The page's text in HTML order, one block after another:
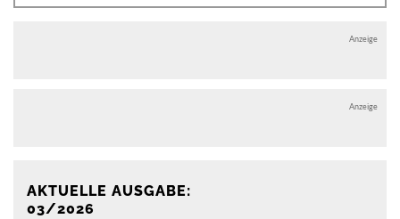
Anzeige
Anzeige
AKTUELLE AUSGABE:
03/2026